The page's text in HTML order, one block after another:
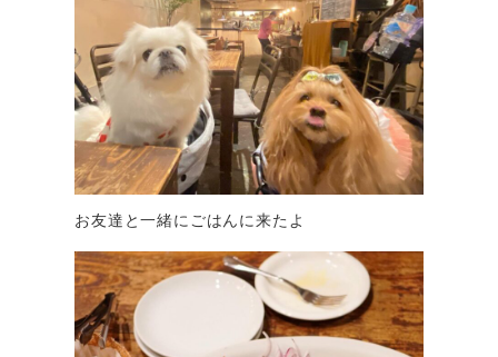
お友達と一緒にごはんに来たよ